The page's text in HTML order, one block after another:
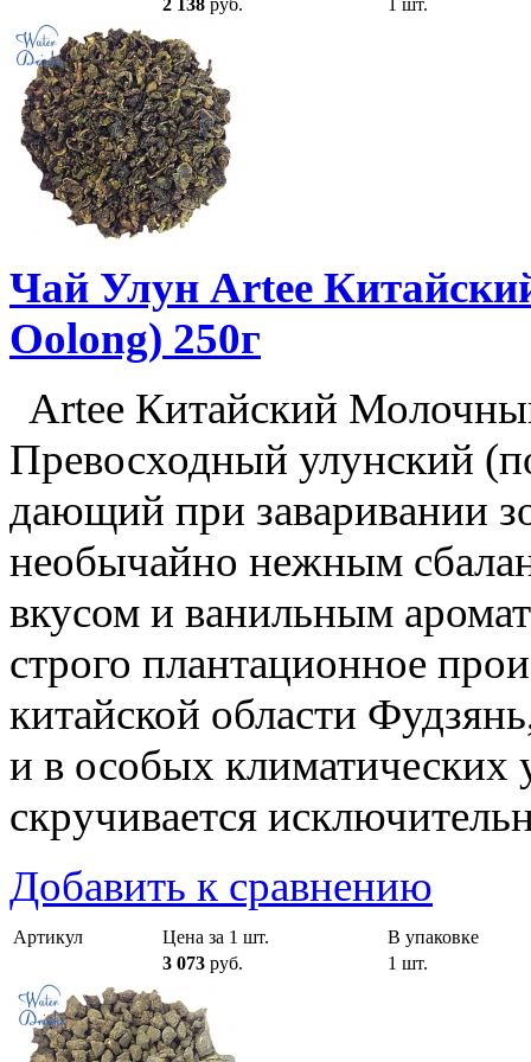
2 138 руб. 1 шт.
Чай Улун Artee
Oolong) 250г
Artee Китайский
Превосходный улунский
дающий при заваривании
необычайно нежным
вкусом и ванильным
строго плантационное
китайской области
и в особых климатических
скручивается
Добавить к сравнению
Артикул Цена за 1 шт.
В упаковке
3 073 руб. 1 шт.